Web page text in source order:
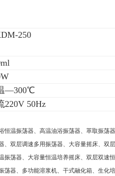
250
—300℃
220V 50Hz
温振荡器、高温油浴振荡器、萃取振荡
双层调速多用振荡器、大容量摇床、双
荡器、大容量恒温培养摇床、双层双速
器、多功能溶浆机、干式融化箱、生化